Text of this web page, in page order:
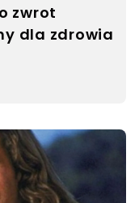
zwrot
dla zdrowia